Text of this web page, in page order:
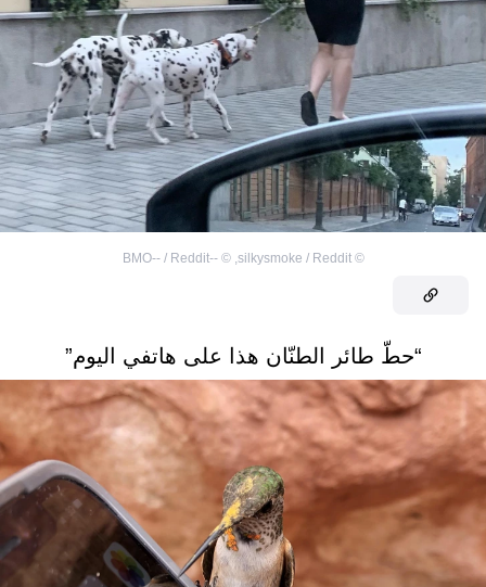
©
silkysmoke / Reddit
,
©
--BMO-- / Reddit
“حطّ طائر الطنّان هذا على هاتفي اليوم”